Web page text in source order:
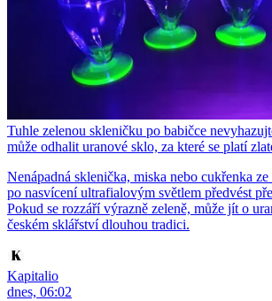
Tuhle zelenou skleničku po babičce
může odhalit uranové sklo, za které se platí
Nenápadná sklenička, miska nebo cukřenka ze
po nasvícení ultrafialovým světlem předvést
Pokud se rozzáří výrazně zeleně, může jít o
českém sklářství dlouhou tradici.
Kapitalio
dnes, 06:02